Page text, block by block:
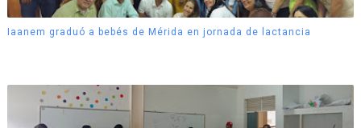
Iaanem graduó a bebés de Mérida en jornada de lactancia